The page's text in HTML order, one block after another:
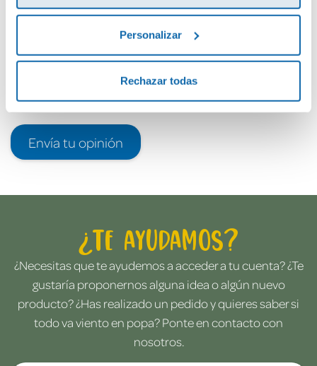
Personalizar
Rechazar todas
Envía tu opinión
¿Te ayudamos?
¿Necesitas que te ayudemos a acceder a tu cuenta? ¿Te
gustaría proponernos alguna idea o algún nuevo
producto? ¿Has realizado un pedido y quieres saber si
todo va viento en popa? Ponte en contacto con
nosotros.